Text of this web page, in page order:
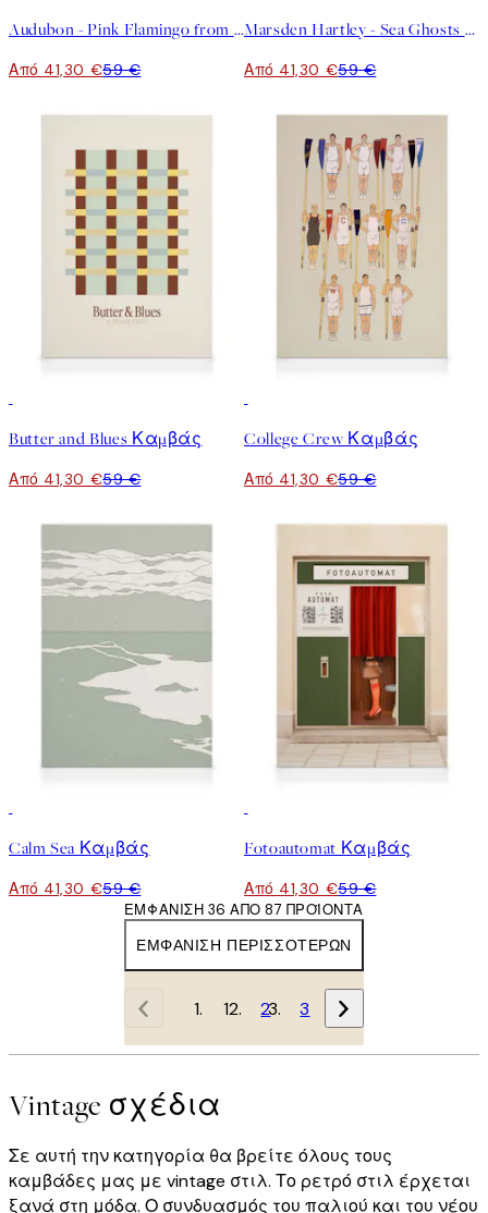
Audubon - Pink Flamingo from Birds of America Καμβάς
Από 41,30 €59 €
Marsden Hartley - Sea Ghosts Καμβάς
Από 41,30 €59 €
Butter and Blues Καμβάς
Από 41,30 €59 €
College Crew Καμβάς
Από 41,30 €59 €
Calm Sea Καμβάς
Από 41,30 €59 €
Fotoautomat Καμβάς
Από 41,30 €59 €
ΕΜΦΆΝΙΣΗ ΠΕΡΙΣΣΌΤΕΡΩΝ
ΕΜΦΆΝΙΣΗ 36 ΑΠΌ 87 ΠΡΟΪΌΝΤΑ
1 2 3
Vintage σχέδια
Σε αυτή την κατηγορία θα βρείτε όλους τους
καμβάδες μας με vintage στιλ. Το ρετρό στιλ έρχεται
ξανά στη μόδα. Ο συνδυασμός του παλιού και του νέου